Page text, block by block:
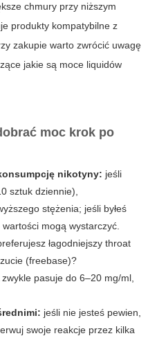
chmury przy niższym
produkty kompatybilne z
zakupie warto zwrócić uwagę
jakie są moce liquidów
moc krok po
nikotyny: jeśli
sztuk dziennie),
stężenia; jeśli byłeś
mogą wystarczyć.
łagodniejszy throat
(freebase)?
zwykle pasuje do 6–20 mg/ml,
jeśli nie jesteś pewien,
swoje reakcje przez kilka